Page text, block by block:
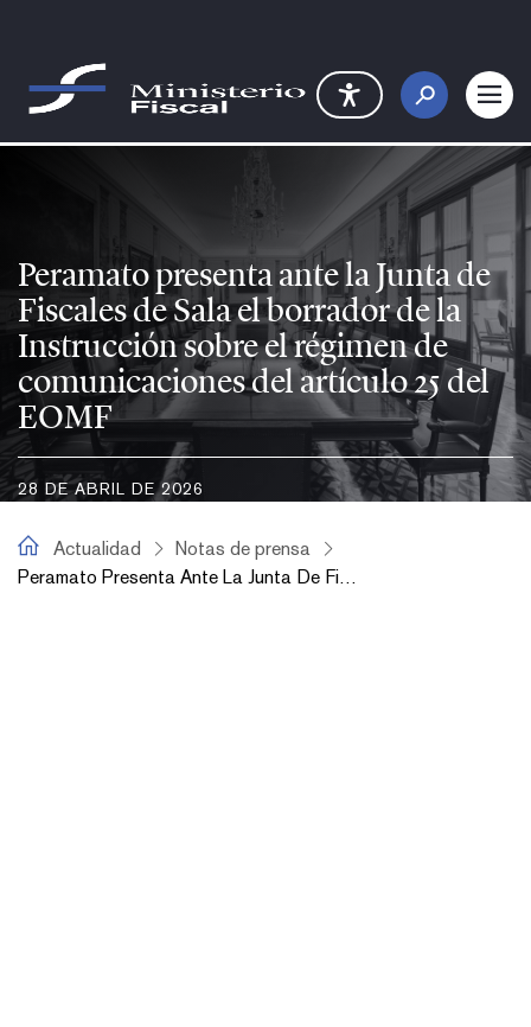
Peramato presenta ante la
Peramato presenta ante la Junta de
Fiscales de Sala el borrador de la
Instrucción sobre el régimen de
comunicaciones del artículo 25 del
EOMF
28 DE ABRIL DE 2026
fiscal.esActualidad
Notas de prensa
Peramato Presenta Ante La Junta De Fiscales De Sala El Borrador De La Instrucción Sobre El Régimen De Comunicaciones Del Artículo 25 Del Eomf